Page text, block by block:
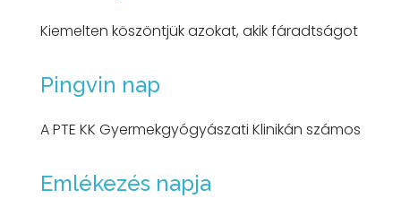
Kiemelten köszöntjük azokat, akik fáradtságot
Pingvin nap
A PTE KK Gyermekgyógyászati Klinikán számos
Emlékezés napja